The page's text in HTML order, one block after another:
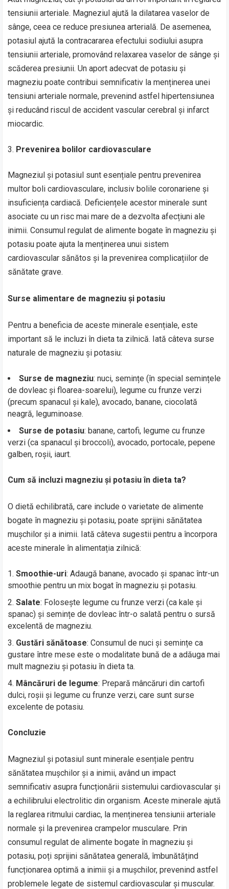
tensiunii arteriale. Magneziul ajută la dilatarea vaselor de
sânge, ceea ce reduce presiunea arterială. De asemenea,
potasiul ajută la contracararea efectului sodiului asupra
tensiunii arteriale, promovând relaxarea vaselor de sânge și
scăderea presiunii. Un aport adecvat de potasiu și
magneziu poate contribui semnificativ la menținerea unei
tensiuni arteriale normale, prevenind astfel hipertensiunea
și reducând riscul de accident vascular cerebral și infarct
miocardic.
Prevenirea bolilor cardiovasculare
Magneziul și potasiul sunt esențiale pentru prevenirea
multor boli cardiovasculare, inclusiv bolile coronariene și
insuficiența cardiacă. Deficiențele acestor minerale sunt
asociate cu un risc mai mare de a dezvolta afecțiuni ale
inimii. Consumul regulat de alimente bogate în magneziu și
potasiu poate ajuta la menținerea unui sistem
cardiovascular sănătos și la prevenirea complicațiilor de
sănătate grave.
Surse alimentare de magneziu și potasiu
Pentru a beneficia de aceste minerale esențiale, este
important să le incluzi în dieta ta zilnică. Iată câteva surse
naturale de magneziu și potasiu:
Surse de magneziu: nuci, semințe (în special semințele
de dovleac și floarea-soarelui), legume cu frunze verzi
(precum spanacul și kale), avocado, banane, ciocolată
neagră, leguminoase.
Surse de potasiu: banane, cartofi, legume cu frunze
verzi (ca spanacul și broccoli), avocado, portocale, pepene
galben, roșii, iaurt.
Cum să incluzi magneziu și potasiu în dieta ta?
O dietă echilibrată, care include o varietate de alimente
bogate în magneziu și potasiu, poate sprijini sănătatea
mușchilor și a inimii. Iată câteva sugestii pentru a încorpora
aceste minerale în alimentația zilnică:
Smoothie-uri: Adaugă banane, avocado și spanac într-un
smoothie pentru un mix bogat în magneziu și potasiu.
Salate: Folosește legume cu frunze verzi (ca kale și
spanac) și semințe de dovleac într-o salată pentru o sursă
excelentă de magneziu.
Gustări sănătoase: Consumul de nuci și semințe ca
gustare între mese este o modalitate bună de a adăuga mai
mult magneziu și potasiu în dieta ta.
Mâncăruri de legume: Prepară mâncăruri din cartofi
dulci, roșii și legume cu frunze verzi, care sunt surse
excelente de potasiu.
Concluzie
Magneziul și potasiul sunt minerale esențiale pentru
sănătatea mușchilor și a inimii, având un impact
semnificativ asupra funcționării sistemului cardiovascular și
a echilibrului electrolitic din organism. Aceste minerale ajută
la reglarea ritmului cardiac, la menținerea tensiunii arteriale
normale și la prevenirea crampelor musculare. Prin
consumul regulat de alimente bogate în magneziu și
potasiu, poți sprijini sănătatea generală, îmbunătățind
funcționarea optimă a inimii și a mușchilor, prevenind astfel
problemele legate de sistemul cardiovascular și muscular.